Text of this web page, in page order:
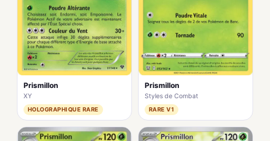
Prismillon
XY
HOLOGRAPHIQUE RARE
Prismillon
Styles de Combat
RARE V1